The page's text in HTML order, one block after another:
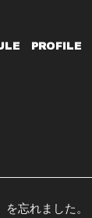
PROFILE
忘れました。